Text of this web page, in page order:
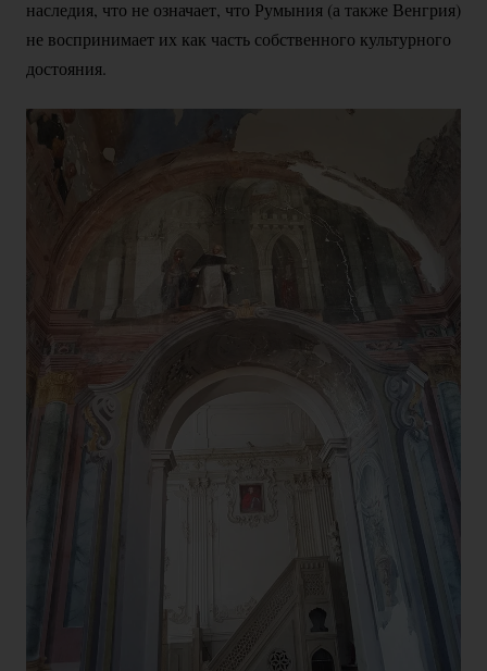
наследия, что не означает, что Румыния (а также Венгрия)
не воспринимает их как часть собственного культурного
достояния.